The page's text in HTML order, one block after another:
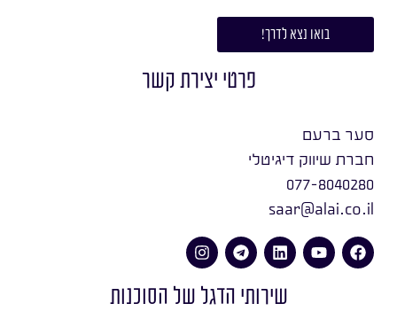
בואו נצא לדרך!
פרטי יצירת קשר
סער ברעם
חברת שיווק דיגיטלי
077-8040280
saar@alai.co.il
שירותי הדגל של הסוכנות